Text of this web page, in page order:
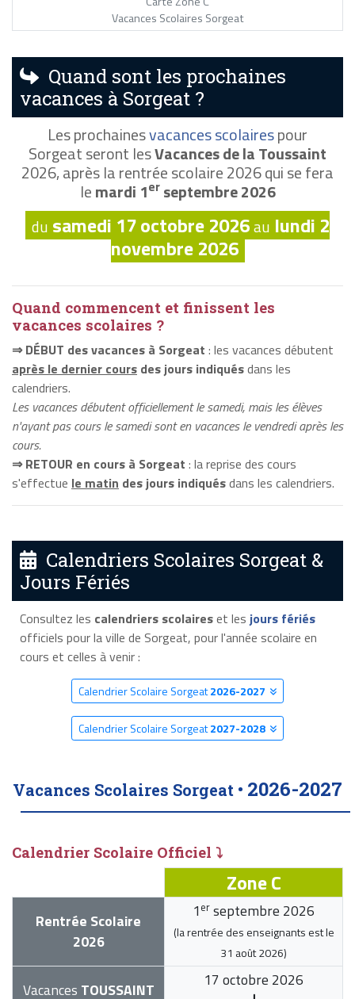
Vacances Scolaires Sorgeat
Quand sont les prochaines
vacances à Sorgeat ?
Les prochainesvacances scolairespour
Sorgeat seront lesVacances de la Toussaint
2026, après la rentrée scolaire 2026 qui se fera
lemardi 1erseptembre 2026
du samedi 17 octobre 2026au lundi 2
novembre 2026
Quand commencent et finissent les
vacances scolaires ?
⇒ DÉBUT des vacances à Sorgeat : les vacances débutent
après le dernier cours des jours indiquésdans les
calendriers.
Les vacances débutent officiellement le samedi, mais les élèves
n'ayant pas cours le samedi sont en vacances le vendredi après les
cours.
⇒ RETOUR en cours à Sorgeat : la reprise des cours
s'effectue le matin des jours indiquésdans les calendriers.
Calendriers Scolaires Sorgeat &
Jours Fériés
Consultez les calendriers scolaireset les jours fériés
officiels pour la ville de Sorgeat, pour l'année scolaire en
cours et celles à venir :
Calendrier Scolaire Sorgeat2026-2027
Calendrier Scolaire Sorgeat2027-2028
Vacances Scolaires Sorgeat • 2026-2027
Calendrier Scolaire Officiel ⤵
Zone C
Rentrée Scolaire
2026
1 er septembre 2026
(la rentrée des enseignants est le
31 août 2026)
Vacances TOUSSAINT 17 octobre 2026